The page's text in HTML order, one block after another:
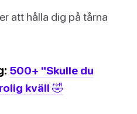
att hålla dig på tårna
500+ "Skulle du
kväll 🤣